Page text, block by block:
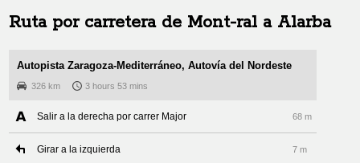
Ruta por carretera de Mont-ral a Alarba
Autopista Zaragoza-Mediterráneo, Autovía del Nordeste
326 km 3 hours 53 mins
Salir a la derecha por carrer Major 68 m
Girar a la izquierda 7 m